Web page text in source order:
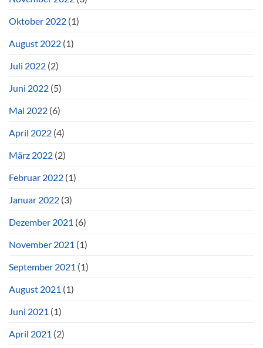
Oktober 2022 (1)
August 2022 (1)
Juli 2022 (2)
Juni 2022 (5)
Mai 2022 (6)
April 2022 (4)
März 2022 (2)
Februar 2022 (1)
Januar 2022 (3)
Dezember 2021 (6)
November 2021 (1)
September 2021 (1)
August 2021 (1)
Juni 2021 (1)
April 2021 (2)